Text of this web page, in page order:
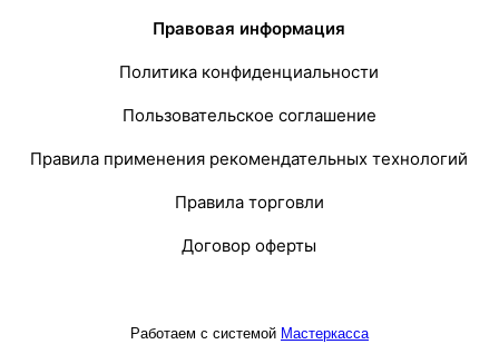
Правовая информация
Политика конфиденциальности
Пользовательское соглашение
Правила применения рекомендательных технологий
Правила торговли
Договор оферты
Работаем с системой Мастеркасса